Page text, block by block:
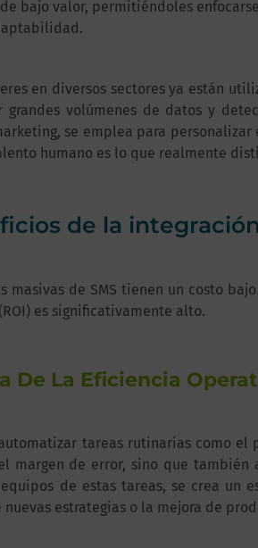
bajo valor, permitiéndoles
en diversos sectores ya están
grandes volúmenes de datos y
se emplea para
humano es lo que realmente
de la
masivas de SMS tienen un costo
es significativamente alto.
De La Eficiencia
tareas rutinarias como
margen de error, sino que
de estas tareas, se crea un
estrategias o la mejora de